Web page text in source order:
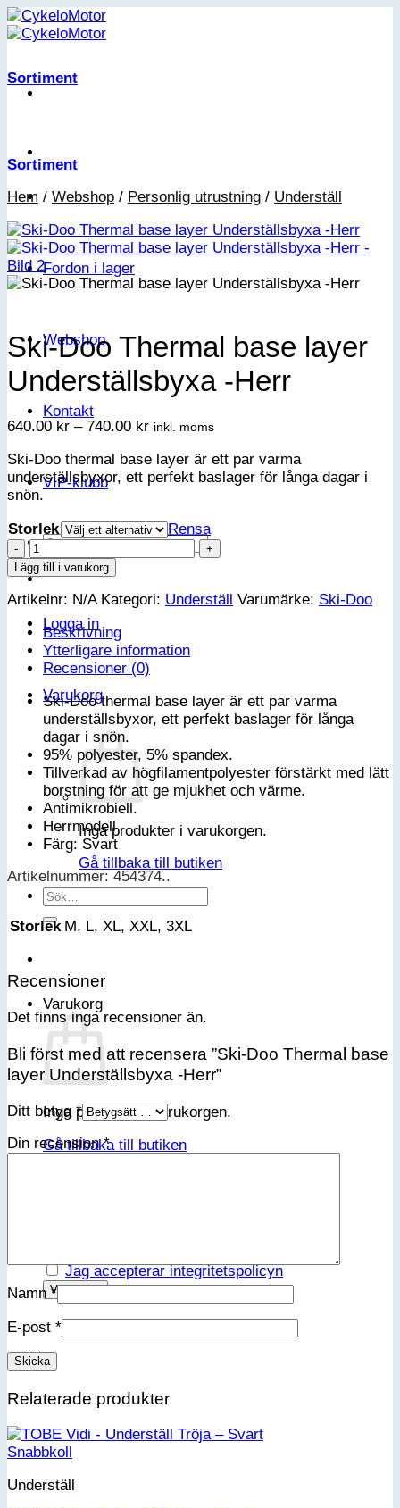
Skip
to
Fordon i lager
Webshop
Kontakt
VIP-klubb
Sök
efter:
Logga in
Varukorg
Inga produkter i varukorgen.
Gå tillbaka till butiken
Sök
Varukorg
Inga produkter i varukorgen.
Gå tillbaka till butiken
Jag accepterar integritetspolicyn
Sortiment
Sortiment
Hem / Webshop / Personlig utrustning / Underställ
Ski-Doo Thermal base layer
Underställsbyxa -Herr
640.00 kr – 740.00 krPrisintervall:
till
740.00 kr
inkl. moms
Ski-Doo thermal base layer är ett par varma
underställsbyxor, ett perfekt baslager för långa dagar i
snön.
Storlek
Rensa
Ski-
Doo
Thermal
base
layer
Underställsbyxa
-
Herr
mängd
Lägg till i varukorg
Artikelnr: N/A Kategori: Underställ Varumärke: Ski-Doo
Beskrivning
Ytterligare information
Recensioner (0)
Ski-Doo thermal base layer är ett par varma
underställsbyxor, ett perfekt baslager för långa
dagar i snön.
95% polyester, 5% spandex.
Tillverkad av högfilamentpolyester förstärkt med lätt
borstning för att ge mjukhet och värme.
Antimikrobiell.
Herrmodell
Färg: Svart
Artikelnummer: 454374..
Storlek M, L, XL, XXL, 3XL
Recensioner
Det finns inga recensioner än.
Bli först med att recensera ”Ski-Doo Thermal base
layer Underställsbyxa -Herr”
Ditt betyg *
Din recension*
Namn *
E-post *
Relaterade produkter
Snabbkoll
Underställ